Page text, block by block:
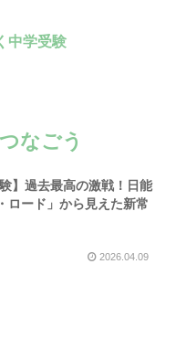
中学受験
なごう
】過去最高の激戦！日能
ロード」から見えた新常
2026.04.09